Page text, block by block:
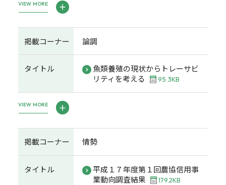
VIEW MORE
掲載コーナー 論調
タイトル
魚類養殖の現状からトレーサビ
リティを考える
95.3KB
VIEW MORE
掲載コーナー 情勢
タイトル
平成１７年度第１回農協信用事
業動向調査結果
179.2KB